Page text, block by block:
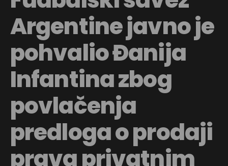
Argentine javno je
pohvalio Đanija
Infantina zbog
povlačenja
predloga o prodaji
prava privatnim